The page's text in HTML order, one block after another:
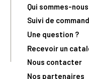
Qui sommes-
Suivi de
Une question ?
Recevoir un
Nous contacter
Nos partenaires